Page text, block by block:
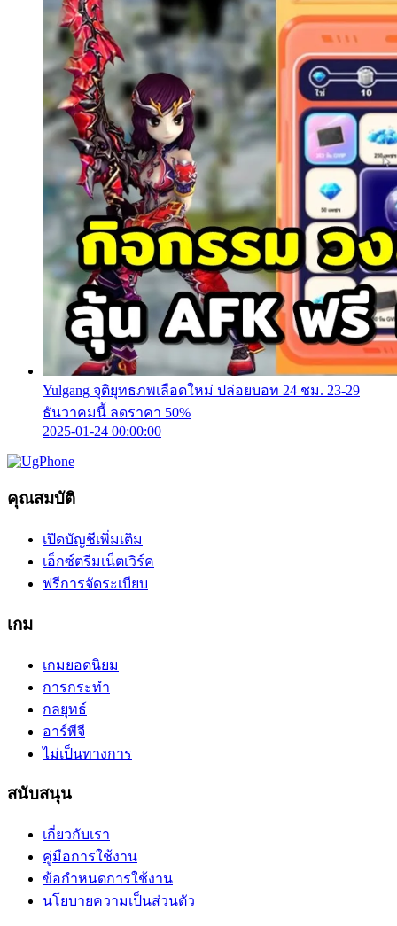
Yulgang จุติยุทธภพเลือดใหม่ ปล่อยบอท 24 ชม. 23-29
ธันวาคมนี้ ลดราคา 50%
2025-01-24 00:00:00
คุณสมบัติ
เปิดบัญชีเพิ่มเติม
เอ็กซ์ตรีมเน็ตเวิร์ค
ฟรีการจัดระเบียบ
เกม
เกมยอดนิยม
การกระทำ
กลยุทธ์
อาร์พีจี
ไม่เป็นทางการ
สนับสนุน
เกี่ยวกับเรา
คู่มือการใช้งาน
ข้อกำหนดการใช้งาน
นโยบายความเป็นส่วนตัว